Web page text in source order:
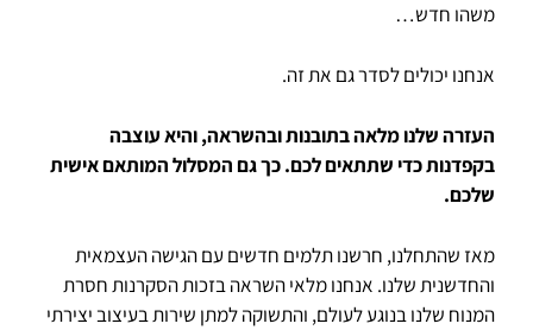
משהו חדש…
אנחנו יכולים לסדר גם את זה.
העזרה שלנו מלאה בתובנות ובהשראה, והיא עוצבה
בקפדנות כדי שתתאים לכם. כך גם המסלול המותאם אישית
שלכם.
מאז שהתחלנו, חרשנו תלמים חדשים עם הגישה העצמאית
והחדשנית שלנו. אנחנו מלאי השראה בזכות הסקרנות חסרת
המנוח שלנו בנוגע לעולם, והתשוקה למתן שירות בעיצוב יצירתי